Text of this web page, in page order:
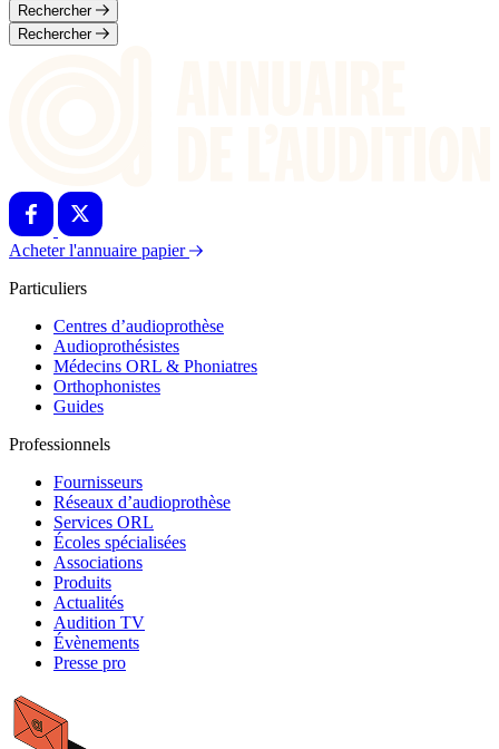
Rechercher
Rechercher
Acheter l'annuaire papier
Particuliers
Centres d’audioprothèse
Audioprothésistes
Médecins ORL & Phoniatres
Orthophonistes
Guides
Professionnels
Fournisseurs
Réseaux d’audioprothèse
Services ORL
Écoles spécialisées
Associations
Produits
Actualités
Audition TV
Évènements
Presse pro